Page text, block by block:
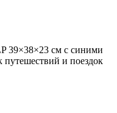
39×38×23 см с синими
путешествий и поездок